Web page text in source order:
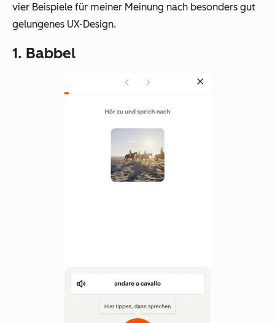
vier Beispiele für meiner Meinung nach besonders gut
gelungenes UX-Design.
1. Babbel